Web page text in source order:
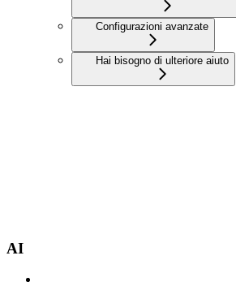
Configurazioni avanzate
Hai bisogno di ulteriore aiuto
AI